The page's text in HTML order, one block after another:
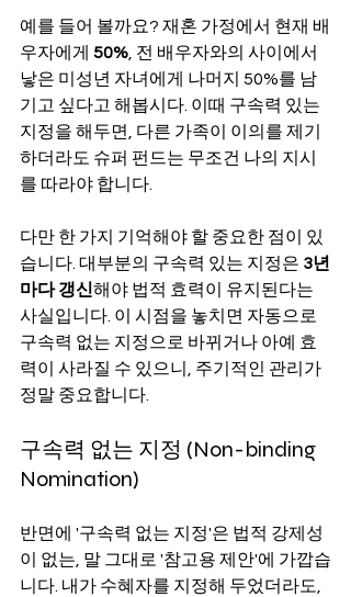
예를 들어 볼까요? 재혼 가정에서 현재 배
우자에게 50%, 전 배우자와의 사이에서
낳은 미성년 자녀에게 나머지 50%를 남
기고 싶다고 해봅시다. 이때 구속력 있는
지정을 해두면, 다른 가족이 이의를 제기
하더라도 슈퍼 펀드는 무조건 나의 지시
를 따라야 합니다.
다만 한 가지 기억해야 할 중요한 점이 있
습니다. 대부분의 구속력 있는 지정은 3년
마다 갱신해야 법적 효력이 유지된다는
사실입니다. 이 시점을 놓치면 자동으로
구속력 없는 지정으로 바뀌거나 아예 효
력이 사라질 수 있으니, 주기적인 관리가
정말 중요합니다.
구속력 없는 지정 (Non-binding
Nomination)
반면에 '구속력 없는 지정'은 법적 강제성
이 없는, 말 그대로 '참고용 제안'에 가깝습
니다. 내가 수혜자를 지정해 두었더라도,